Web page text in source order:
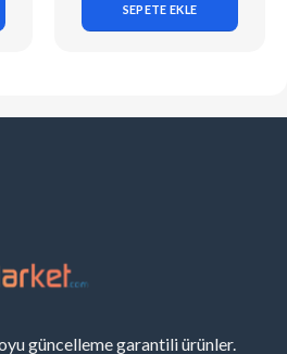
SEPETE EKLE
güncelleme garantili ürünler.